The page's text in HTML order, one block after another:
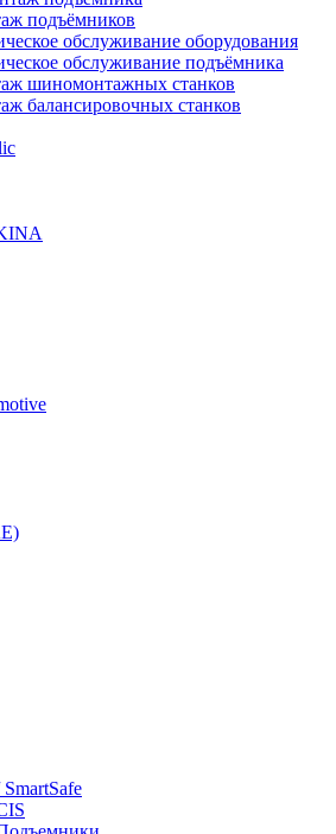
подъёмников
обслуживание оборудования
обслуживание подъёмника
шиномонтажных станков
балансировочных станков